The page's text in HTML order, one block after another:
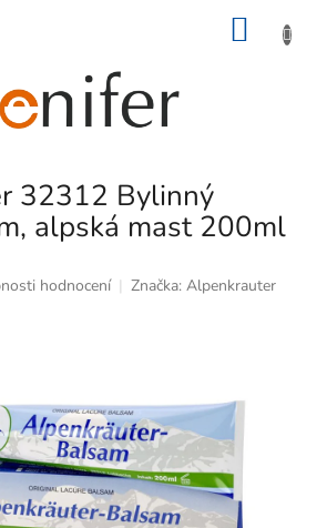
32312 Bylinný
alpská mast 200ml
hodnocení Značka: Alpenkrauter